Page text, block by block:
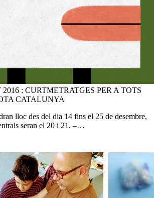
: CURTMETRATGES PER A TOTS
CATALUNYA
lloc des del dia 14 fins el 25 de desembre,
seran el 20 i 21. –…